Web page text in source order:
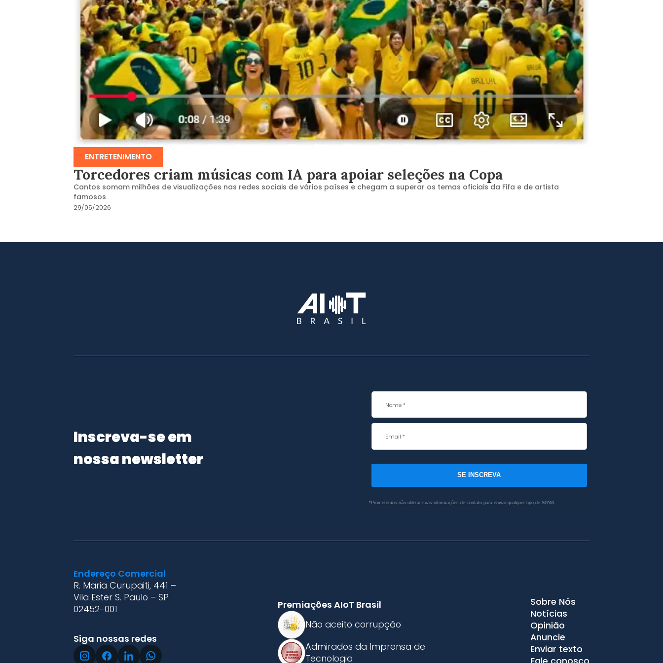
ENTRETENIMENTO
Torcedores criam músicas com IA para apoiar seleções na Copa
Cantos somam milhões de visualizações nas redes sociais de vários países e chegam a superar os temas oficiais da Fifa e de artista
famosos
29/05/2026
Inscreva-se em
nossa newsletter
SE INSCREVA
*Prometemos não utilizar suas informações de contato para enviar qualquer tipo de SPAM.
Endereço Comercial
R. Maria Curupaiti, 441 –
Vila Ester S. Paulo – SP
02452-001
Siga nossas redes
Premiações AIoT Brasil
Não aceito corrupção
Admirados da Imprensa de
Tecnologia
Sobre Nós
Notícias
Opinião
Anuncie
Enviar texto